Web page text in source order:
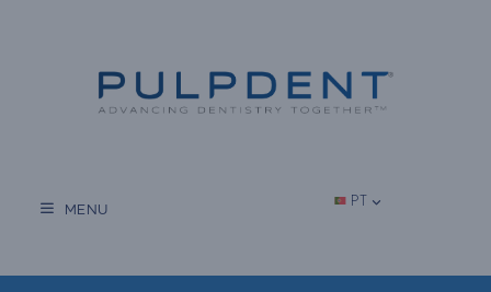
MENU PT